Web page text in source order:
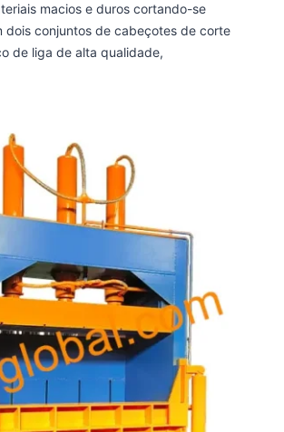
macios e duros cortando-se
dois conjuntos de cabeçotes de corte
de liga de alta qualidade,